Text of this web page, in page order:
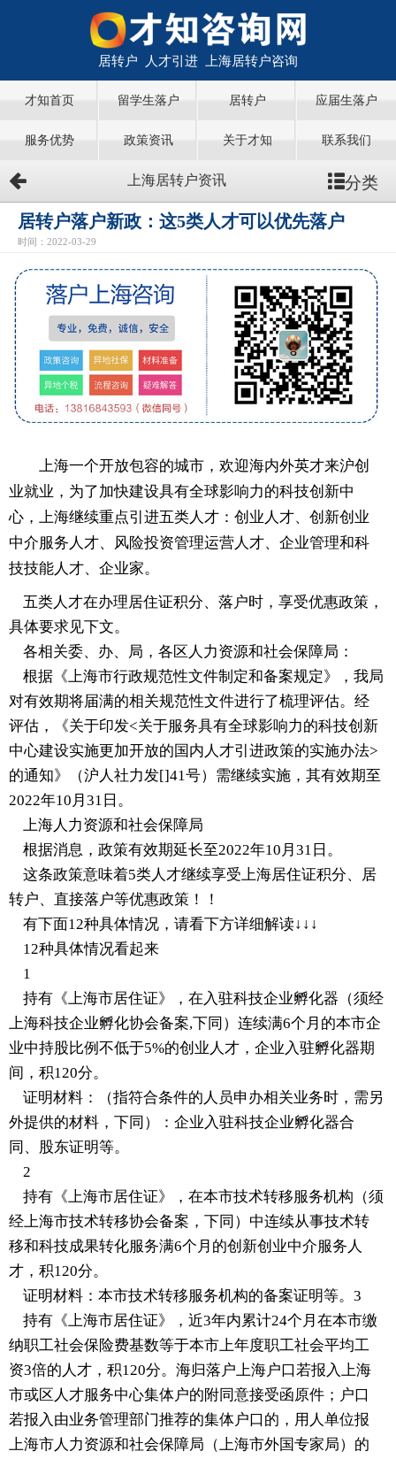
居转户 人才引进 上海居转户咨询
才知首页 留学生落户 居转户 应届生落户
服务优势 政策资讯 关于才知 联系我们
上海居转户资讯 分类
居转户落户新政：这5类人才可以优先落户
时间：2022-03-29
上海一个开放包容的城市，欢迎海内外英才来沪创
业就业，为了加快建设具有全球影响力的科技创新中
心，上海继续重点引进五类人才：创业人才、创新创业
中介服务人才、风险投资管理运营人才、企业管理和科
技技能人才、企业家。
五类人才在办理居住证积分、落户时，享受优惠政策，
具体要求见下文。
各相关委、办、局，各区人力资源和社会保障局：
根据《上海市行政规范性文件制定和备案规定》，我局
对有效期将届满的相关规范性文件进行了梳理评估。经
评估，《关于印发<关于服务具有全球影响力的科技创新
中心建设实施更加开放的国内人才引进政策的实施办法>
的通知》（沪人社力发[]41号）需继续实施，其有效期至
2022年10月31日。
上海人力资源和社会保障局
根据消息，政策有效期延长至2022年10月31日。
这条政策意味着5类人才继续享受上海居住证积分、居
转户、直接落户等优惠政策！！
有下面12种具体情况，请看下方详细解读↓↓↓
12种具体情况看起来
1
持有《上海市居住证》，在入驻科技企业孵化器（须经
上海科技企业孵化协会备案,下同）连续满6个月的本市企
业中持股比例不低于5%的创业人才，企业入驻孵化器期
间，积120分。
证明材料：（指符合条件的人员申办相关业务时，需另
外提供的材料，下同）：企业入驻科技企业孵化器合
同、股东证明等。
2
持有《上海市居住证》，在本市技术转移服务机构（须
经上海市技术转移协会备案，下同）中连续从事技术转
移和科技成果转化服务满6个月的创新创业中介服务人
才，积120分。
证明材料：本市技术转移服务机构的备案证明等。3
持有《上海市居住证》，近3年内累计24个月在本市缴
纳职工社会保险费基数等于本市上年度职工社会平均工
资3倍的人才，积120分。海归落户上海户口若报入上海
市或区人才服务中心集体户的附同意接受函原件；户口
若报入由业务管理部门推荐的集体户口的，用人单位报
上海市人力资源和社会保障局（上海市外国专家局）的